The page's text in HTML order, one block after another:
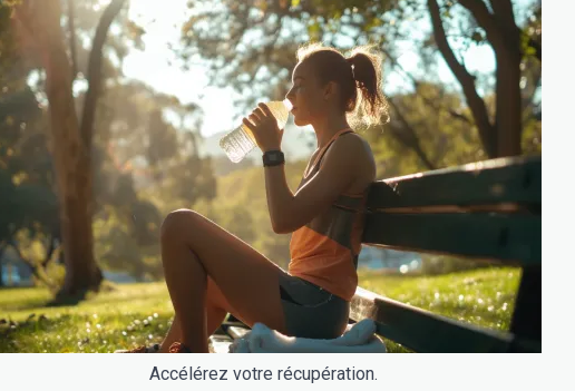
Accélérez votre récupération.